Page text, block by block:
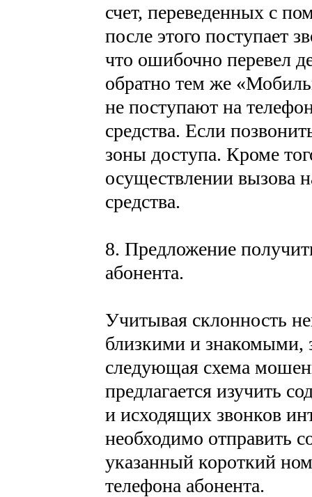
счет, переведенных с
после этого поступает
что ошибочно перевел
обратно тем же
не поступают на
средства. Если
зоны доступа. Кроме
осуществлении вызова
средства.
8. Предложение
абонента.
Учитывая склонность
близкими и знакомыми,
следующая схема
предлагается изучить
и исходящих звонков
необходимо отправить
указанный короткий
телефона абонента.